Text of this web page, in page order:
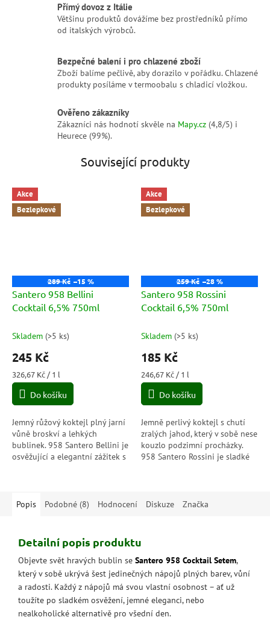
Přímý dovoz z Itálie
Většinu produktů dovážíme bez prostředníků přímo
od italských výrobců.
Bezpečné balení i pro chlazené zboží
Zboží balíme pečlivě, aby dorazilo v pořádku. Chlazené
produkty posíláme v termoobalu s chladicí vložkou.
Ověřeno zákazníky
Zákazníci nás hodnotí skvěle na Mapy.cz (4,8/5) i
Heurece (99%).
Související produkty
Akce
Bezlepkové
289 Kč –15 %
Santero 958 Bellini
Cocktail 6,5% 750ml
Skladem (>5 ks)
245 Kč
Měrná
cena:
326,67 Kč / 1 l
Do košíku
Jemný růžový koktejl plný jarní
vůně broskví a lehkých
bublinek. 958 Santero Bellini je
osvěžující a elegantní zážitek s
Akce
Bezlepkové
259 Kč –28 %
Santero 958 Rossini
Cocktail 6,5% 750ml
Skladem (>5 ks)
185 Kč
Měrná
cena:
246,67 Kč / 1 l
Do košíku
Jemně perlivý koktejl s chutí
zralých jahod, který v sobě nese
kouzlo podzimní procházky.
958 Santero Rossini je sladké
Popis
Podobné (8) Hodnocení Diskuze Značka
Detailní popis produktu
Objevte svět hravých bublin se Santero 958 Cocktail Setem,
který v sobě ukrývá šest jedinečných nápojů plných barev, vůní
a radosti. Každý z nápojů má svou vlastní osobnost – ať už
toužíte po sladkém osvěžení, jemné eleganci, nebo
nealkoholické alternativě pro všední den.